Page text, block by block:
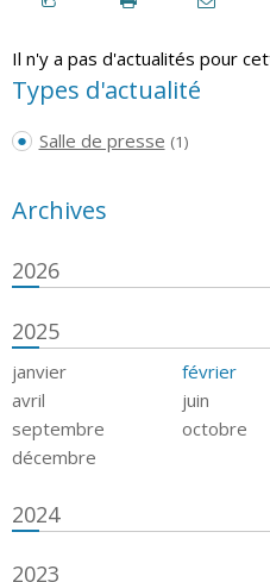
Il n'y a pas d'actualités pour
Types d'actualité
Salle de presse (1)
Archives
2026
2025
janvier février
avril
juin
septembre
octobre
décembre
2024
2023